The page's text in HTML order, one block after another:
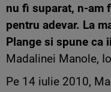
nu fi suparat, n-am
pentru adevar. La
Plange si spune ca
Madalinei Manole,
Pe 14 iulie 2010,